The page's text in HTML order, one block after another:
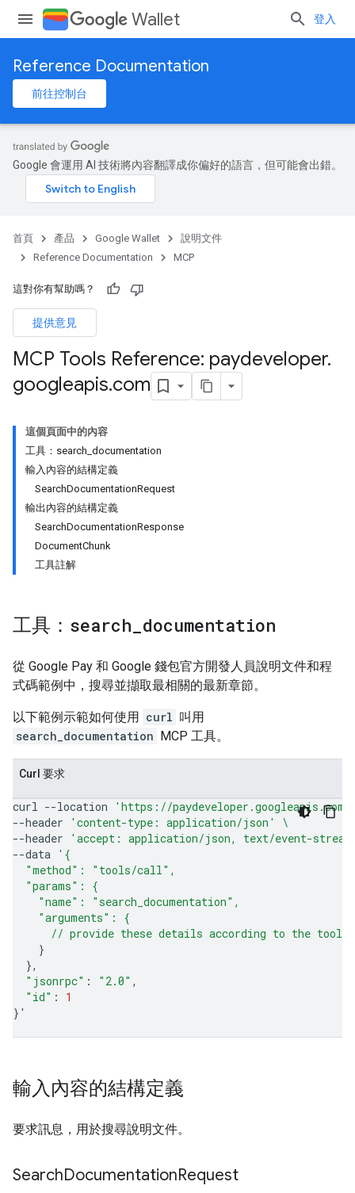
Wallet 登入
Reference Documentation
前往控制台
Google 會運用 AI 技術將內容翻譯成你偏好的語言，但可能會出錯。
首頁 產品 Google Wallet
說明文件
Reference Documentation
MCP
這對你有幫助嗎？
提供意見
MCP Tools Reference: paydeveloper.
googleapis.com
這個頁面中的內容
工具：search_documentation
輸入內容的結構定義
SearchDocumentationRequest
輸出內容的結構定義
SearchDocumentationResponse
DocumentChunk
工具註解
工具： search documentation
從 Google Pay 和 Google 錢包官方開發人員說明文件和程
式碼範例中，搜尋並擷取最相關的最新章節。
以下範例示範如何使用 curl 叫用
search_documentation MCP 工具。
Curl 要求
curl --location
'https://paydeveloper.googleapis.com/
--header
'content-type: application/json'
\
--header
'accept: application/json, text/event-
--data '{
  "method": "tools/call",
  "params": {
    "name": "search_documentation",
    "arguments": {
      // provide these details according to the tool'
}
}
"jsonrpc" : "2.0"
"id" :
1
} '
輸入內容的結構定義
要求訊息，用於搜尋說明文件。
SearchDocumentationRequest